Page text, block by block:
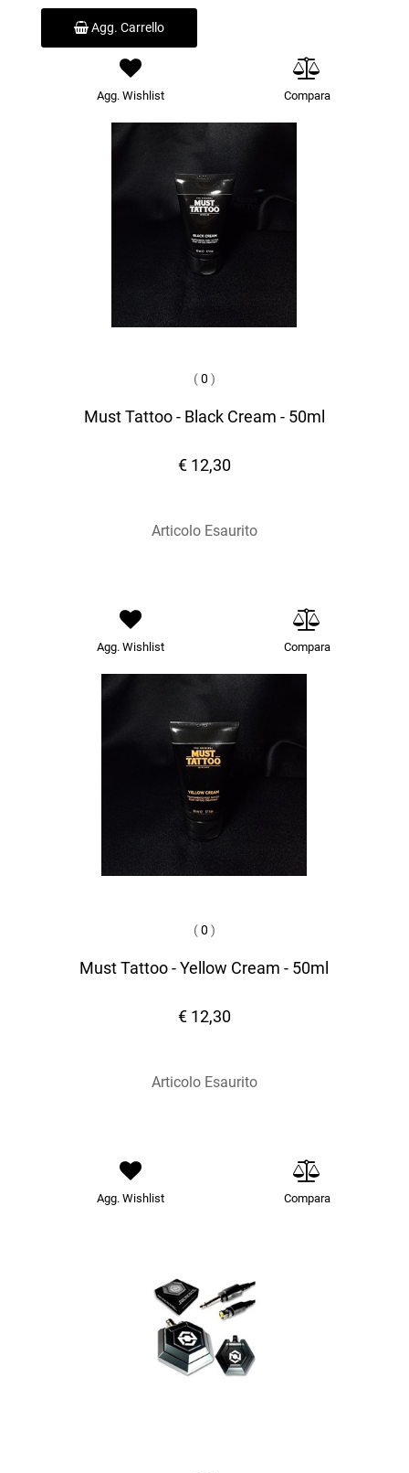
Agg. Carrello
Agg. Wishlist Compara
(0 )
Must Tattoo - Black Cream - 50ml
€ 12,30
Articolo Esaurito
Agg. Wishlist Compara
(0 )
Must Tattoo - Yellow Cream - 50ml
€ 12,30
Articolo Esaurito
Agg. Wishlist Compara